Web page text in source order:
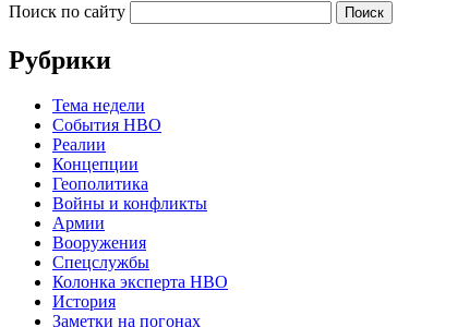
Поиск по сайту
Рубрики
Тема недели
События НВО
Реалии
Концепции
Геополитика
Войны и конфликты
Армии
Вооружения
Спецслужбы
Колонка эксперта НВО
История
Заметки на погонах